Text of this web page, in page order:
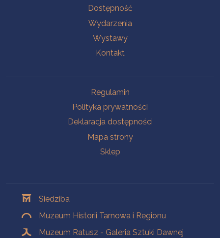
Dostępność
Wydarzenia
Wystawy
Kontakt
Regulamin
Polityka prywatności
Deklaracja dostępności
Mapa strony
Sklep
Siedziba
Muzeum Historii Tarnowa i Regionu
Muzeum Ratusz - Galeria Sztuki Dawnej